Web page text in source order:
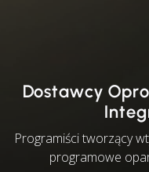
Dostawcy
Programiści tworzący
programowe